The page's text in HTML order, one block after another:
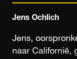
Jens Ochlich
Jens,
naar Californië,